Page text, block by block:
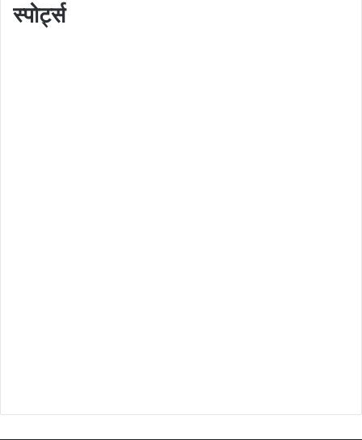
स्पोर्ट्स